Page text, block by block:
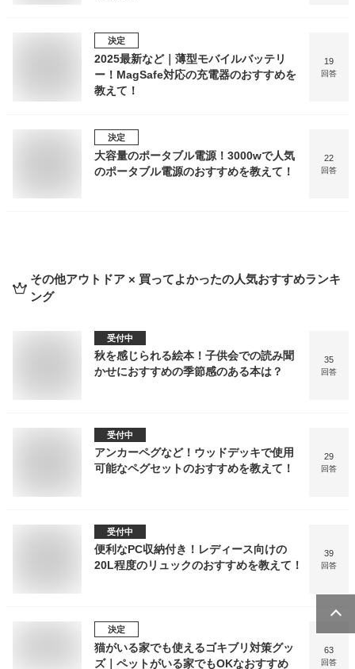
決定
2025最新など｜薄型モバイルバッテリ
ー！MagSafe対応の充電器のおすすめを
教えて！
19
回答
決定
大容量のポータブル電源！3000wで人気
のポータブル電源のおすすめを教えて！
22
回答
その他アウトドア × 買ってよかったの人気おすすめランキ
ング
受付中
秋を感じられる絵本！子供会での読み聞
かせにおすすめの季節感のある本は？
35
回答
受付中
アンカーペグなど！ウッドデッキで使用
可能なペグセットのおすすめを教えて！
29
回答
受付中
便利なPC収納付き！レディース向けの
20L程度のリュックのおすすめを教えて！
39
回答
決定
猫がいる家でも使えるゴキブリ対策グッ
ズ｜ペットがいる家でもOKなおすすめ
63
回答